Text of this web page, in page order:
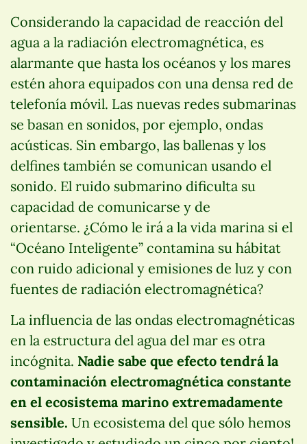
Considerando la capacidad de reacción del
agua a la radiación electromagnética, es
alarmante que hasta los océanos y los mares
estén ahora equipados con una densa red de
telefonía móvil. Las nuevas redes submarinas
se basan en sonidos, por ejemplo, ondas
acústicas. Sin embargo, las ballenas y los
delfines también se comunican usando el
sonido. El ruido submarino dificulta su
capacidad de comunicarse y de
orientarse. ¿Cómo le irá a la vida marina si el
“Océano Inteligente” contamina su hábitat
con ruido adicional y emisiones de luz y con
fuentes de radiación electromagnética?
La influencia de las ondas electromagnéticas
en la estructura del agua del mar es otra
incógnita. Nadie sabe que efecto tendrá la
contaminación electromagnética constante
en el ecosistema marino extremadamente
sensible. Un ecosistema del que sólo hemos